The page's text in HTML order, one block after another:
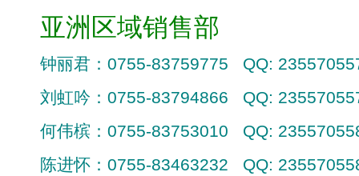
亚洲区域销售部
钟丽君： 0755-83759775 QQ:
刘虹吟： 0755-83794866 QQ:
何伟槟： 0755-83753010 QQ:
陈进怀： 0755-83463232 QQ: